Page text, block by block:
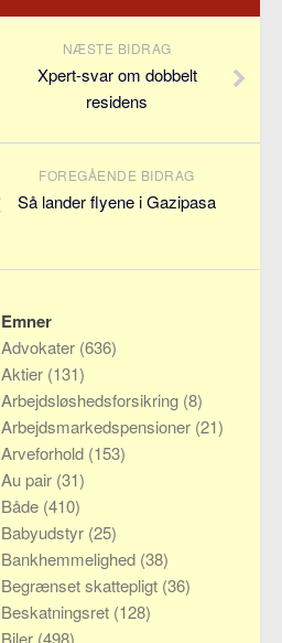
NÆSTE BIDRAG
Xpert-svar om dobbelt
residens
FOREGÅENDE BIDRAG
Så lander flyene i Gazipasa
Emner
Advokater (636)
Aktier (131)
Arbejdsløshedsforsikring (8)
Arbejdsmarkedspensioner (21)
Arveforhold (153)
Au pair (31)
Både (410)
Babyudstyr (25)
Bankhemmelighed (38)
Begrænset skattepligt (36)
Beskatningsret (128)
Biler (498)